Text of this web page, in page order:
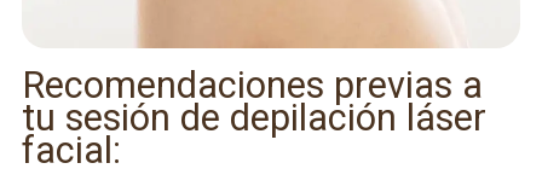
Recomendaciones previas a
tu sesión de depilación láser
facial: